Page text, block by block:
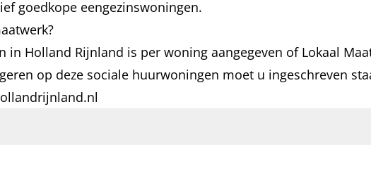
goedkope eengezinswoningen.
in Holland Rijnland is per woning aangegeven of Lokaal
op deze sociale huurwoningen moet u ingeschreven